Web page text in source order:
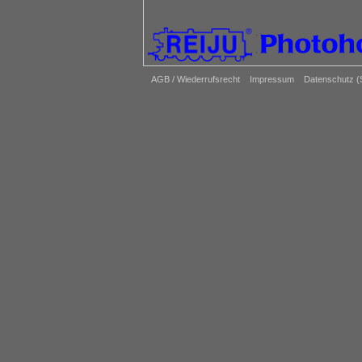
AGB / Wiederrufsrecht Impressum Datenschutz